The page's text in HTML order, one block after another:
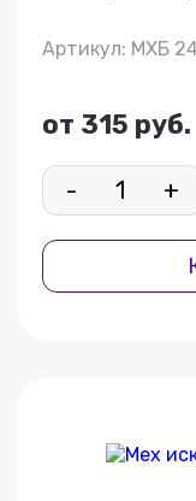
Артикул: МХБ
от 315 руб.
- +